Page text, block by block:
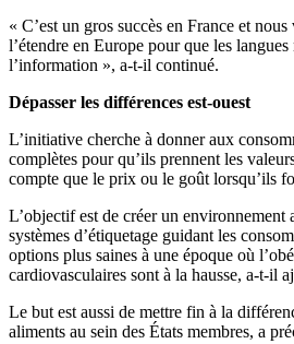
« C’est un gros succès en France et
l’étendre en Europe pour que les
l’information », a-t-il continué.
Dépasser les différences est-ouest
L’initiative cherche à donner aux
complètes pour qu’ils prennent les
compte que le prix ou le goût lorsqu’ils
L’objectif est de créer un environnement
systèmes d’étiquetage guidant les
options plus saines à une époque où
cardiovasculaires sont à la hausse, a-t-il
Le but est aussi de mettre fin à la
aliments au sein des États membres, a